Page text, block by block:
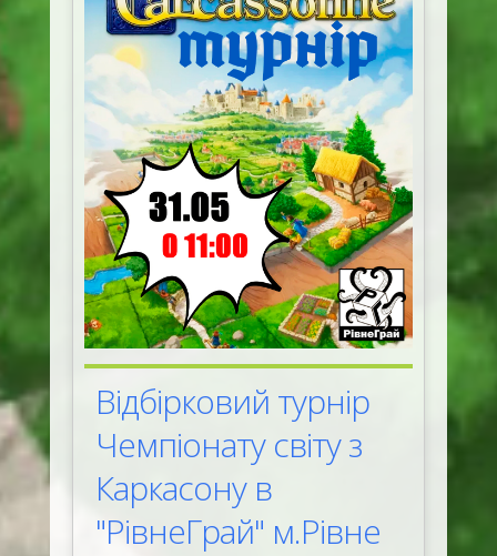
Відбірковий турнір
Чемпіонату світу з
Каркасону в
"РівнеГрай" м.Рівне